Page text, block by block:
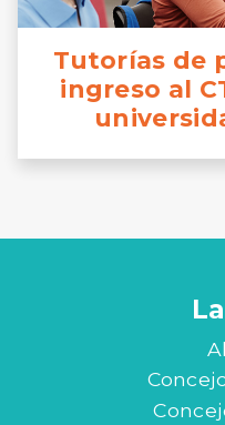
Tutorías de
ingreso al